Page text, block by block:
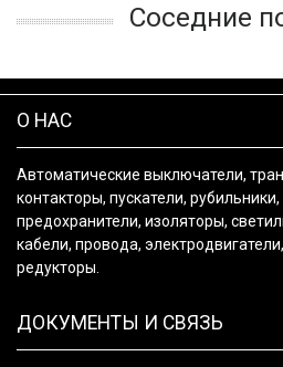
Соседние
О НАС
Автоматические выключатели,
контакторы, пускатели,
предохранители, изоляторы,
кабели, провода,
редукторы.
ДОКУМЕНТЫ И СВЯЗЬ